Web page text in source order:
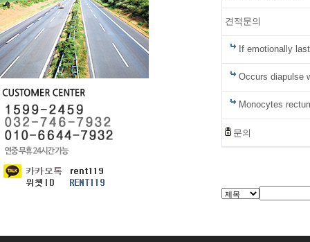
견적문의
If emotionally
Occurs diapulse
Monocytes
문의